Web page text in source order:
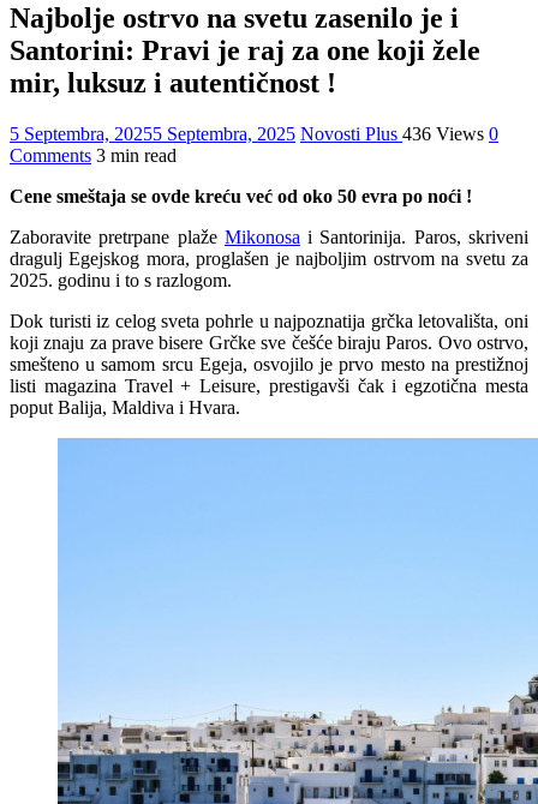
Najbolje ostrvo na svetu zasenilo je i
Santorini: Pravi je raj za one koji žele
mir, luksuz i autentičnost !
5 Septembra, 20255 Septembra, 2025 Novosti Plus 436 Views 0
Comments 3 min read
Cene smeštaja se ovde kreću već od oko 50 evra po noći !
Zaboravite pretrpane plaže Mikonosa i Santorinija. Paros, skriveni
dragulj Egejskog mora, proglašen je najboljim ostrvom na svetu za
2025. godinu i to s razlogom.
Dok turisti iz celog sveta pohrle u najpoznatija grčka letovališta, oni
koji znaju za prave bisere Grčke sve češće biraju Paros. Ovo ostrvo,
smešteno u samom srcu Egeja, osvojilo je prvo mesto na prestižnoj
listi magazina Travel + Leisure, prestigavši čak i egzotična mesta
poput Balija, Maldiva i Hvara.